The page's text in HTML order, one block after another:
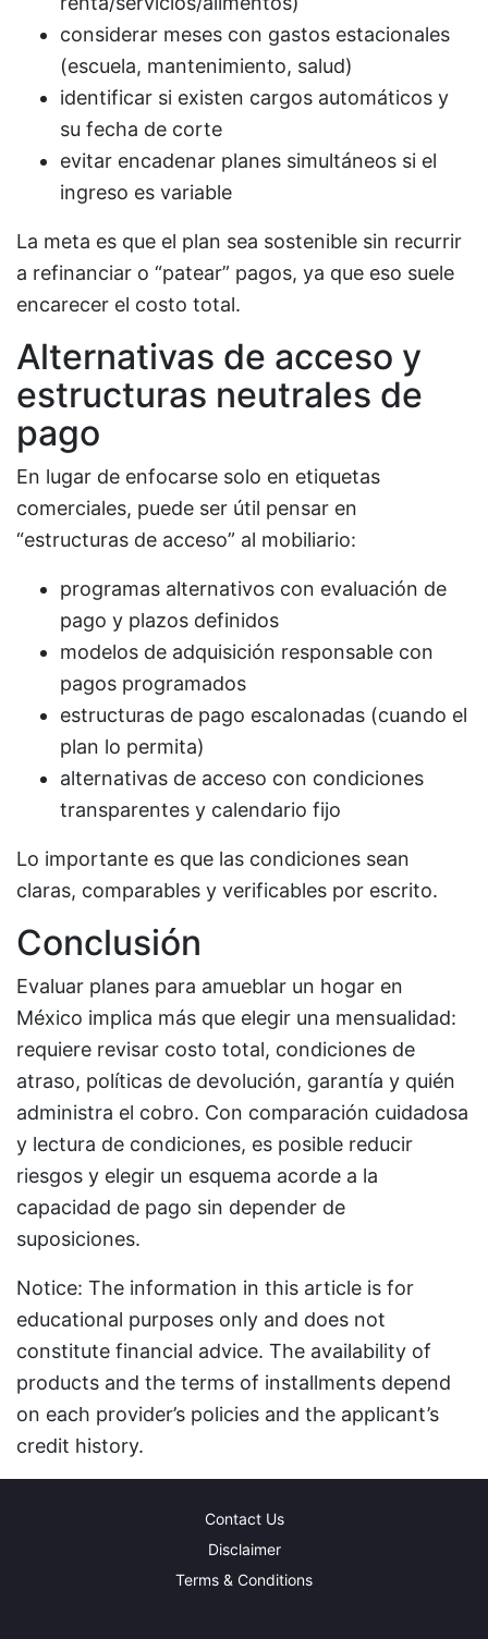
considerar meses con gastos estacionales
(escuela, mantenimiento, salud)
identificar si existen cargos automáticos y
su fecha de corte
evitar encadenar planes simultáneos si el
ingreso es variable
La meta es que el plan sea sostenible sin recurrir
a refinanciar o “patear” pagos, ya que eso suele
encarecer el costo total.
Alternativas de acceso y
estructuras neutrales de
pago
En lugar de enfocarse solo en etiquetas
comerciales, puede ser útil pensar en
“estructuras de acceso” al mobiliario:
programas alternativos con evaluación de
pago y plazos definidos
modelos de adquisición responsable con
pagos programados
estructuras de pago escalonadas (cuando el
plan lo permita)
alternativas de acceso con condiciones
transparentes y calendario fijo
Lo importante es que las condiciones sean
claras, comparables y verificables por escrito.
Conclusión
Evaluar planes para amueblar un hogar en
México implica más que elegir una mensualidad:
requiere revisar costo total, condiciones de
atraso, políticas de devolución, garantía y quién
administra el cobro. Con comparación cuidadosa
y lectura de condiciones, es posible reducir
riesgos y elegir un esquema acorde a la
capacidad de pago sin depender de
suposiciones.
Notice: The information in this article is for
educational purposes only and does not
constitute financial advice. The availability of
products and the terms of installments depend
on each provider’s policies and the applicant’s
credit history.
Contact Us
Disclaimer
Terms & Conditions